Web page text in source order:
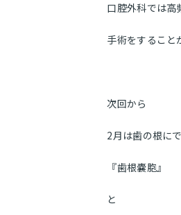
口腔外科では高
手術をすること
次回から
2月は歯の根に
『歯根嚢胞』
と